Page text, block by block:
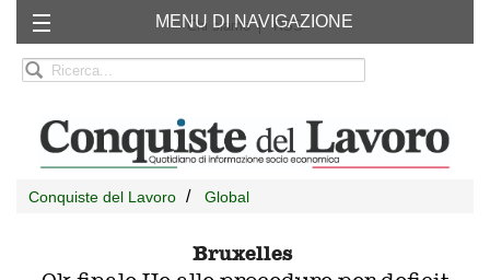
Chi siamo RSS
MENU DI NAVIGAZIONE
Conquiste del Lavoro Global
Bruxelles